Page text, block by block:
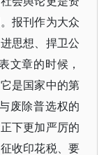
报刊作为大众
思想、捍卫公
文章的时候，
是国家中的第
废除普选权的
下更加严厉的
收印花税、要